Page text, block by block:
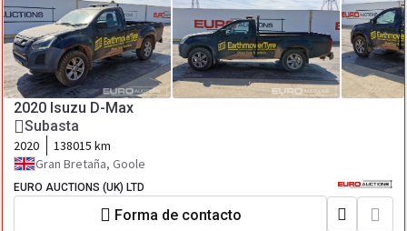
2020 Isuzu D-Max
Subasta
2020
138015 km
Gran Bretaña, Goole
EURO AUCTIONS (UK) LTD
Forma de contacto